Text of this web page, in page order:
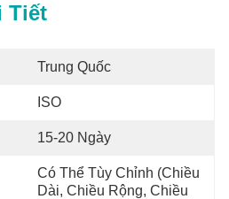
Tiết
Trung Quốc
ISO
15-20 Ngày
Có Thể Tùy Chỉnh (chiều
Dài, Chiều Rộng, Chiều